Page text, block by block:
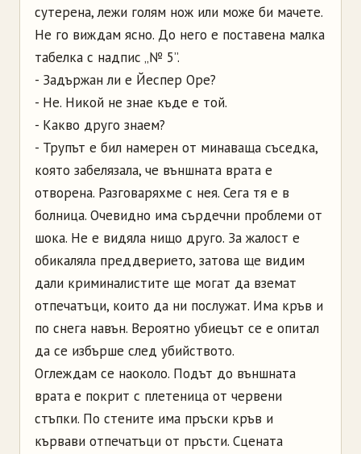
сутерена, лежи голям нож или може би мачете.
Не го виждам ясно. До него е поставена малка
табелка с надпис „№ 5”.
- Задържан ли е Йеспер Оре?
- Не. Никой не знае къде е той.
- Какво друго знаем?
- Трупът е бил намерен от минаваща съседка,
която забелязала, че външната врата е
отворена. Разговаряхме с нея. Сега тя е в
болница. Очевидно има сърдечни проблеми от
шока. Не е видяла нищо друго. За жалост е
обикаляла преддверието, затова ще видим
дали криминалистите ще могат да вземат
отпечатъци, които да ни послужат. Има кръв и
по снега навън. Вероятно убиецът се е опитал
да се избърше след убийството.
Оглеждам се наоколо. Подът до външната
врата е покрит с плетеница от червени
стъпки. По стените има пръски кръв и
кървави отпечатъци от пръсти. Сцената